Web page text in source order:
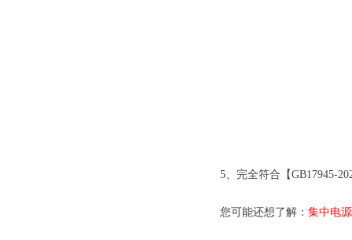
5、完全符合【GB17945-
您可能还想了解： 集中电